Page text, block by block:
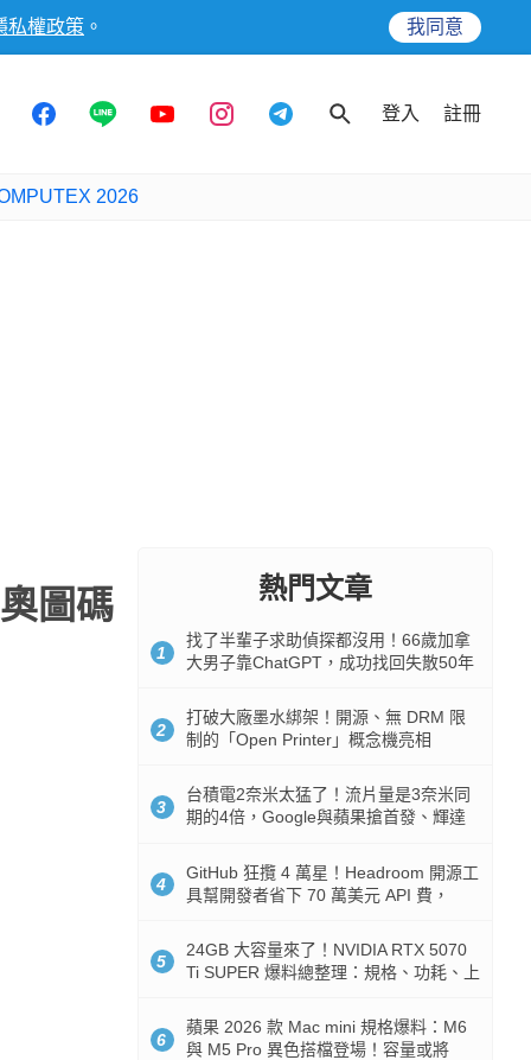
私權政策 。 我同意
登入 註冊
2026
圖碼
熱門文章
1
找了半輩子求助偵探都沒用！66歲加拿
大男子靠ChatGPT，成功找回失散50年
2
打破大廠墨水綁架！開源、無 DRM 限
制的「Open Printer」概念機亮相
3
台積電2奈米太猛了！流片量是3奈米同
期的4倍，Google與蘋果搶首發、輝達
4
GitHub 狂攬 4 萬星！Headroom 開源工
具幫開發者省下 70 萬美元 API 費，
5
24GB 大容量來了！NVIDIA RTX 5070
Ti SUPER 爆料總整理：規格、功耗、上
6
蘋果 2026 款 Mac mini 規格爆料：M6
與 M5 Pro 異色搭檔登場！容量或將